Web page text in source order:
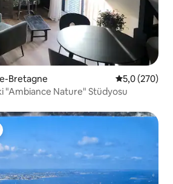
Bretagne 5 üzerinden
5,0 (270)
"Ambiance Nature" Stüdyosu